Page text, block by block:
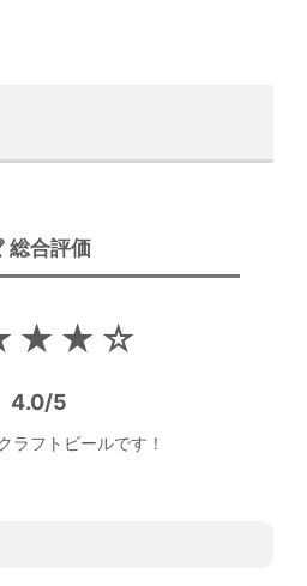
総合評価
4.0/5
ラフトビールです！